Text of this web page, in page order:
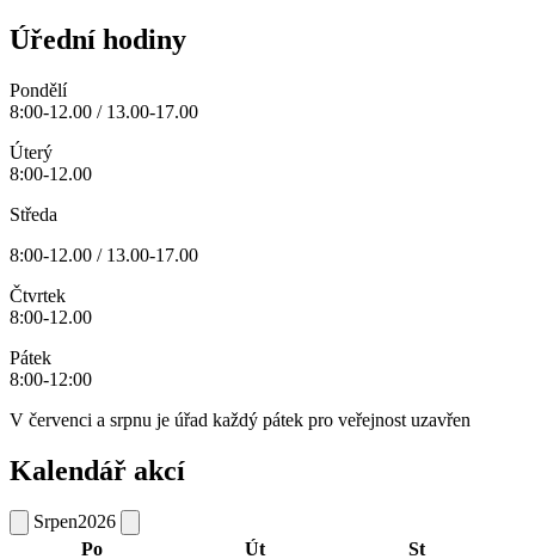
Úřední hodiny
Pondělí
8:00-12.00 / 13.00-17.00
Úterý
8:00-12.00
Středa
8:00-12.00 / 13.00-17.00
Čtvrtek
8:00-12.00
Pátek
8:00-12:00
V červenci a srpnu je úřad každý pátek pro veřejnost uzavřen
Kalendář akcí
Srpen2026
Po
Út St